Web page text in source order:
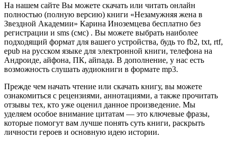
На нашем сайте Вы можете скачать или читать онлайн
полностью (полную версию) книги «Незамужняя жена в
Звездной Академии» Карина Иноземцева бесплатно без
регистрации и sms (смс) . Вы можете выбрать наиболее
подходящий формат для вашего устройства, будь то fb2, txt, rtf,
epub на русском языке для электронной книги, телефона на
Андроиде, айфона, ПК, айпада. В дополнение, у нас есть
возможность слушать аудиокниги в формате mp3.
Прежде чем начать чтение или скачать книгу, вы можете
ознакомиться с рецензиями, аннотациями, а также прочитать
отзывы тех, кто уже оценил данное произведение. Мы
уделяем особое внимание цитатам — это ключевые фразы,
которые помогут вам лучше понять суть книги, раскрыть
личности героев и основную идею истории.